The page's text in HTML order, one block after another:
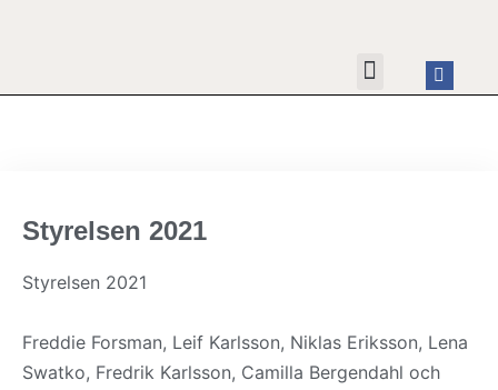
Styrelsen 2021
Styrelsen 2021
Freddie Forsman, Leif Karlsson, Niklas Eriksson, Lena
Swatko, Fredrik Karlsson, Camilla Bergendahl och